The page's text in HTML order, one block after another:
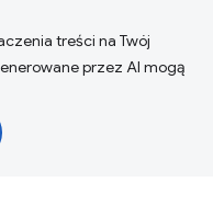
treści na Twój
przez AI mogą